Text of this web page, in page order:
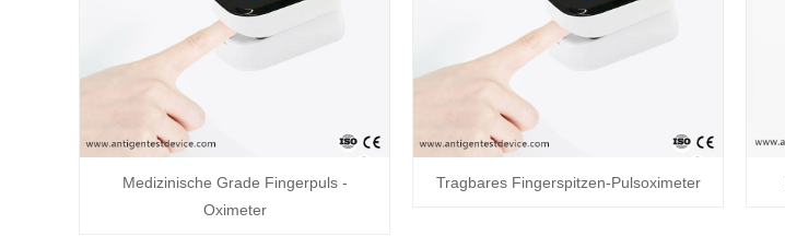
Medizinische Grade Fingerpuls -
Oximeter
Tragbares Fingerspitzen-Pulsoximeter